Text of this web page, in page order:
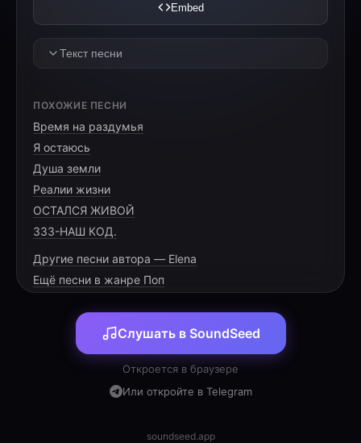
Embed
Текст песни
Шесть месяцев мы не вдвоём,
Иркутск замерзает во льду.
О доме твоём и моём
[PRE-CHORUS]
Сквозь страх и сомненья лечу,
Билет до Москвы на ладони.
Увидеть тебя я хочу,
ПОХОЖИЕ ПЕСНИ
Время на раздумья
Я остаюсь
Душа земли
Реалии жизни
ОСТАЛСЯ ЖИВОЙ
333-НАШ КОД.
Другие песни автора — Elena
Ещё песни в жанре Поп
Слушать в SoundSeed
Откроется в браузере
Или откройте в Telegram
soundseed.app